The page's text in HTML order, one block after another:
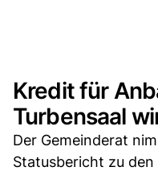
Kredit für
Turbensaal
Der Gemeinderat
Statusbericht zu den